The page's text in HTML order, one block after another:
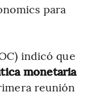
para
indicó que
monetaria
reunión